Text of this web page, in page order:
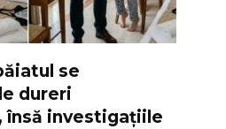
se
dureri
însă investigațiile